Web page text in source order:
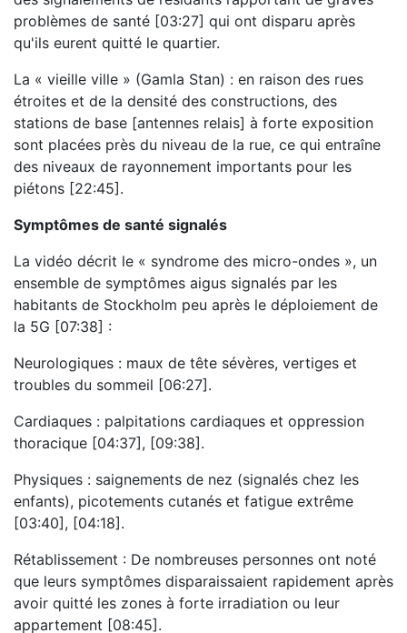
problèmes de santé [03:27] qui ont disparu après
qu'ils eurent quitté le quartier.
La « vieille ville » (Gamla Stan) : en raison des rues
étroites et de la densité des constructions, des
stations de base [antennes relais] à forte exposition
sont placées près du niveau de la rue, ce qui entraîne
des niveaux de rayonnement importants pour les
piétons [22:45].
Symptômes de santé signalés
La vidéo décrit le « syndrome des micro-ondes », un
ensemble de symptômes aigus signalés par les
habitants de Stockholm peu après le déploiement de
la 5G [07:38] :
Neurologiques : maux de tête sévères, vertiges et
troubles du sommeil [06:27].
Cardiaques : palpitations cardiaques et oppression
thoracique [04:37], [09:38].
Physiques : saignements de nez (signalés chez les
enfants), picotements cutanés et fatigue extrême
[03:40], [04:18].
Rétablissement : De nombreuses personnes ont noté
que leurs symptômes disparaissaient rapidement après
avoir quitté les zones à forte irradiation ou leur
appartement [08:45].